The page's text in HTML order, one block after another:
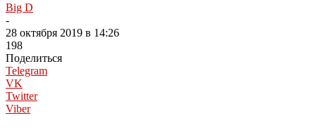
Big D
-
28 октября 2019 в 14:26
198
Поделиться
Telegram
VK
Twitter
Viber